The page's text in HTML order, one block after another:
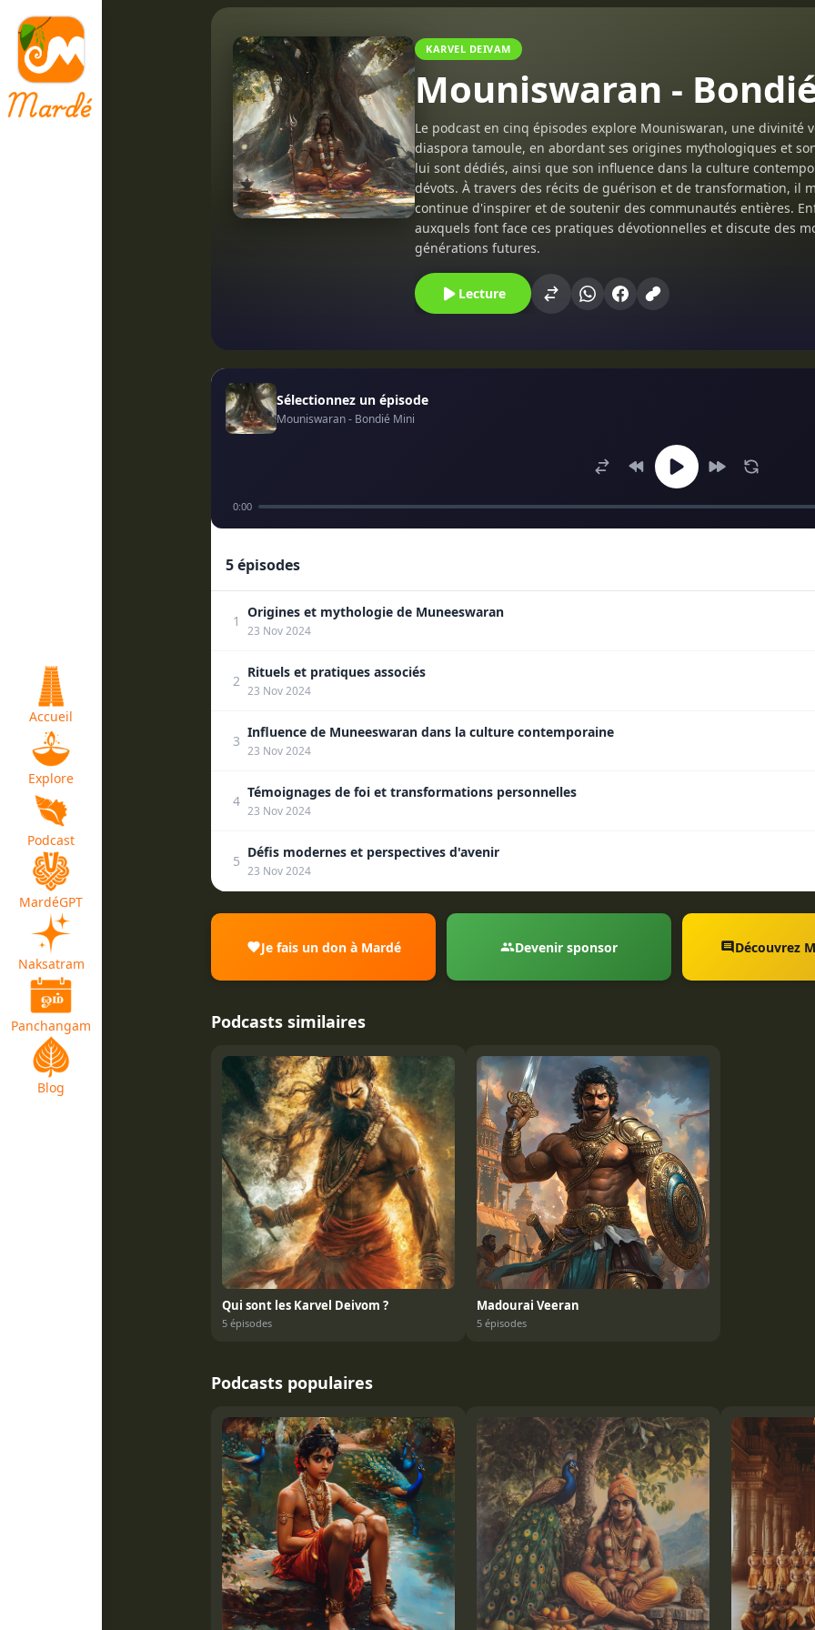
Accueil
Explore
Podcast
MardéGPT
Naksatram
Panchangam
Blog
KARVEL DEIVAM
Mouniswaran -
Le podcast en cinq épisodes explore Mouniswaran, une divinité
diaspora tamoule, en abordant ses origines mythologiques et
lui sont dédiés, ainsi que son influence dans la culture
dévots. À travers des récits de guérison et de transformation, il
continue d'inspirer et de soutenir des communautés entières.
auxquels font face ces pratiques dévotionnelles et discute des
générations futures.
Lecture
Sélectionnez un épisode
Mouniswaran - Bondié Mini
0:00
5 épisodes
1
Origines et mythologie de Muneeswaran
23 Nov 2024
2
Rituels et pratiques associés
23 Nov 2024
3
Influence de Muneeswaran dans la culture contemporaine
23 Nov 2024
4
Témoignages de foi et transformations personnelles
23 Nov 2024
5
Défis modernes et perspectives d'avenir
23 Nov 2024
Je fais un don à Mardé Devenir sponsor Découvrez
Podcasts similaires
Qui sont les Karvel Deivom ?
5 épisodes
Madourai Veeran
5 épisodes
Podcasts populaires